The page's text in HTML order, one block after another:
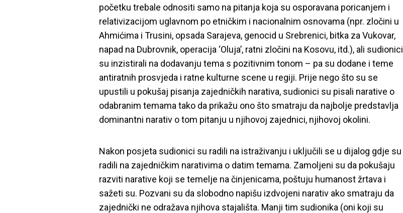
početku trebale odnositi samo na pitanja koja su osporavana poricanjem i
relativizacijom uglavnom po etničkim i nacionalnim osnovama (npr. zločini u
Ahmićima i Trusini, opsada Sarajeva, genocid u Srebrenici, bitka za Vukovar,
napad na Dubrovnik, operacija ‘Oluja’, ratni zločini na Kosovu, itd.), ali sudionici
su inzistirali na dodavanju tema s pozitivnim tonom – pa su dodane i teme
antiratnih prosvjeda i ratne kulturne scene u regiji. Prije nego što su se
upustili u pokušaj pisanja zajedničkih narativa, sudionici su pisali narative o
odabranim temama tako da prikažu ono što smatraju da najbolje predstavlja
dominantni narativ o tom pitanju u njihovoj zajednici, njihovoj okolini.
Nakon posjeta sudionici su radili na istraživanju i uključili se u dijalog gdje su
radili na zajedničkim narativima o datim temama. Zamoljeni su da pokušaju
razviti narative koji se temelje na činjenicama, poštuju humanost žrtava i
sažeti su. Pozvani su da slobodno napišu izdvojeni narativ ako smatraju da
zajednički ne odražava njihova stajališta. Manji tim sudionika (oni koji su